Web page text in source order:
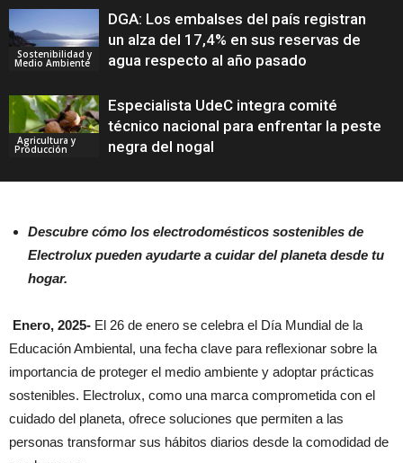
Sostenibilidad y
Medio Ambiente
DGA: Los embalses del país registran
un alza del 17,4% en sus reservas de
agua respecto al año pasado
Agricultura y
Producción
Especialista UdeC integra comité
técnico nacional para enfrentar la peste
negra del nogal
Descubre cómo los electrodomésticos sostenibles de
Electrolux pueden ayudarte a cuidar del planeta desde tu
hogar.
Enero, 2025- El 26 de enero se celebra el Día Mundial de la
Educación Ambiental, una fecha clave para reflexionar sobre la
importancia de proteger el medio ambiente y adoptar prácticas
sostenibles. Electrolux, como una marca comprometida con el
cuidado del planeta, ofrece soluciones que permiten a las
personas transformar sus hábitos diarios desde la comodidad de